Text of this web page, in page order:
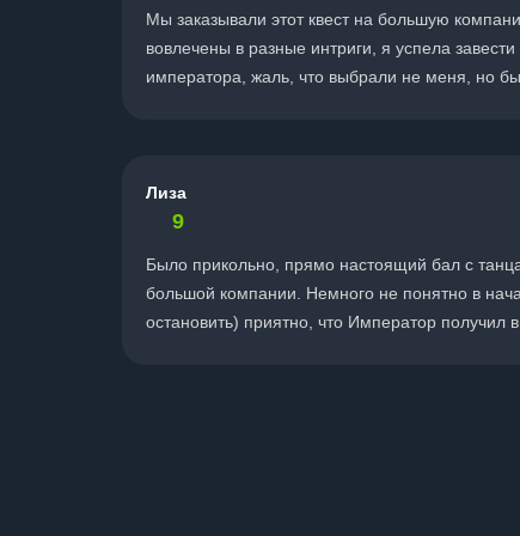
Мы заказывали этот квест на большую
вовлечены в разные интриги, я успела
императора, жаль, что выбрали не меня, но
Лиза
9
Было прикольно, прямо настоящий бал с
большой компании. Немного не понятно в
остановить) приятно, что Император получил